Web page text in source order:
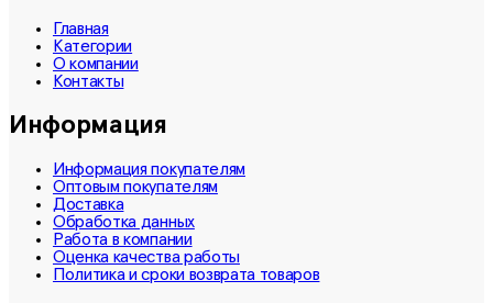
Главная
Категории
О компании
Контакты
Информация
Информация покупателям
Оптовым покупателям
Доставка
Обработка данных
Работа в компании
Оценка качества работы
Политика и сроки возврата товаров